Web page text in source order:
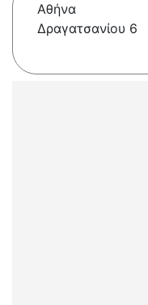
Αθήνα
Δραγατσανίου 6